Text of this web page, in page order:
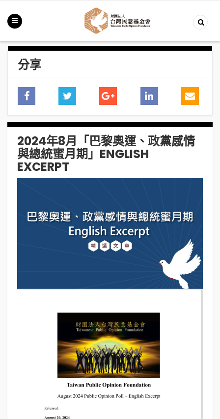
分享
2024年8月「巴黎奧運、政黨感情
與總統蜜月期」ENGLISH
EXCERPT